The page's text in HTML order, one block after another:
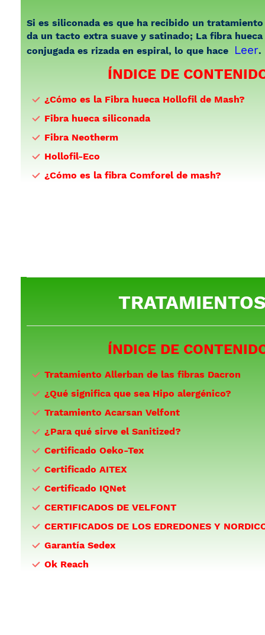
Si es siliconada es que ha recibido un
da un tacto extra suave y satinado; La fibra
conjugada es rizada en espiral, lo que hace
Leer.
ÍNDICE DE
¿Cómo es la Fibra hueca Hollofil de Mash?
Fibra hueca siliconada
Fibra Neotherm
Hollofil-Eco
¿Cómo es la fibra Comforel de mash?
ÍNDICE DE
Tratamiento Allerban de las fibras Dacron
¿Qué significa que sea Hipo alergénico?
Tratamiento Acarsan Velfont
¿Para qué sirve el Sanitized?
Certificado Oeko-Tex
Certificado AITEX
Certificado IQNet
CERTIFICADOS DE VELFONT
CERTIFICADOS DE LOS EDREDONES Y
Garantía Sedex
Ok Reach